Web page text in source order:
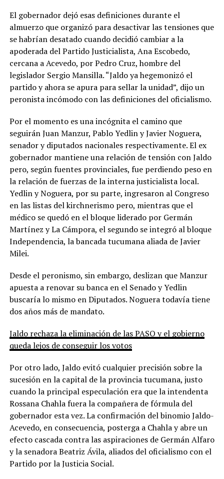
El gobernador dejó esas definiciones durante el
almuerzo que organizó para desactivar las tensiones que
se habrían desatado cuando decidió cambiar a la
apoderada del Partido Justicialista, Ana Escobedo,
cercana a Acevedo, por Pedro Cruz, hombre del
legislador Sergio Mansilla. “Jaldo ya hegemonizó el
partido y ahora se apura para sellar la unidad”, dijo un
peronista incómodo con las definiciones del oficialismo.
Por el momento es una incógnita el camino que
seguirán Juan Manzur, Pablo Yedlin y Javier Noguera,
senador y diputados nacionales respectivamente. El ex
gobernador mantiene una relación de tensión con Jaldo
pero, según fuentes provinciales, fue perdiendo peso en
la relación de fuerzas de la interna justicialista local.
Yedlin y Noguera, por su parte, ingresaron al Congreso
en las listas del kirchnerismo pero, mientras que el
médico se quedó en el bloque liderado por Germán
Martínez y La Cámpora, el segundo se integró al bloque
Independencia, la bancada tucumana aliada de Javier
Milei.
Desde el peronismo, sin embargo, deslizan que Manzur
apuesta a renovar su banca en el Senado y Yedlin
buscaría lo mismo en Diputados. Noguera todavía tiene
dos años más de mandato.
Jaldo rechaza la eliminación de las PASO y el gobierno
queda lejos de conseguir los votos
Por otro lado, Jaldo evitó cualquier precisión sobre la
sucesión en la capital de la provincia tucumana, justo
cuando la principal especulación era que la intendenta
Rossana Chahla fuera la compañera de fórmula del
gobernador esta vez. La confirmación del binomio Jaldo-
Acevedo, en consecuencia, posterga a Chahla y abre un
efecto cascada contra las aspiraciones de Germán Alfaro
y la senadora Beatriz Ávila, aliados del oficialismo con el
Partido por la Justicia Social.